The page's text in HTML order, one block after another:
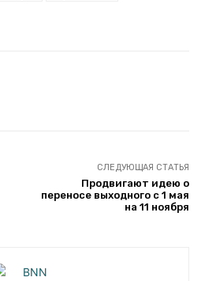
СЛЕДУЮЩАЯ СТАТЬЯ
Продвигают идею о
переносе выходного с 1 мая
на 11 ноября